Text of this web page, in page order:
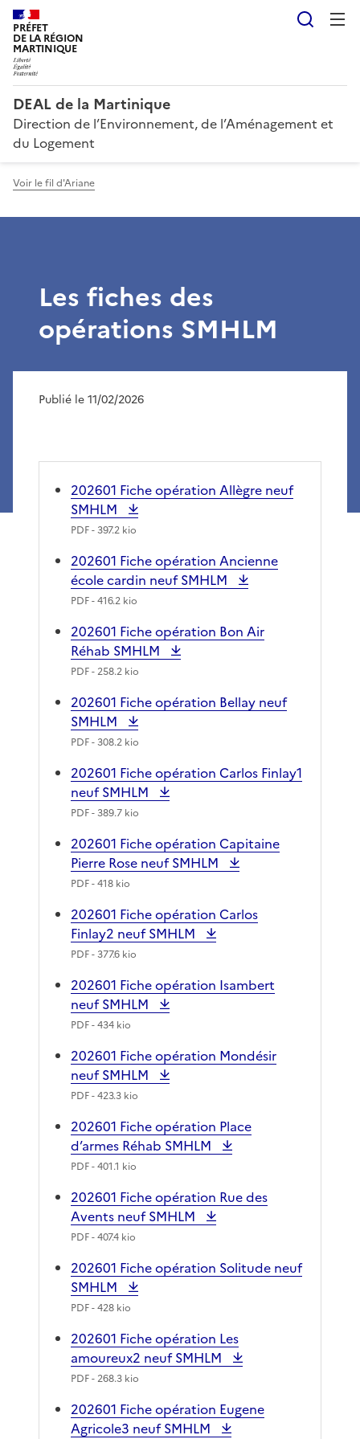
PRÉFET
DE LA RÉGION
MARTINIQUE
DEAL de la Martinique
Direction de l’Environnement, de l’Aménagement et
du Logement
Voir le fil d'Ariane
Les fiches des
opérations SMHLM
Publié le 11/02/2026
202601 Fiche opération Allègre neuf
SMHLM
PDF- 397.2 kio
202601 Fiche opération Ancienne
école cardin neuf SMHLM
PDF- 416.2 kio
202601 Fiche opération Bon Air
Réhab SMHLM
PDF- 258.2 kio
202601 Fiche opération Bellay neuf
SMHLM
PDF- 308.2 kio
202601 Fiche opération Carlos Finlay1
neuf SMHLM
PDF- 389.7 kio
202601 Fiche opération Capitaine
Pierre Rose neuf SMHLM
PDF- 418 kio
202601 Fiche opération Carlos
Finlay2 neuf SMHLM
PDF- 377.6 kio
202601 Fiche opération Isambert
neuf SMHLM
PDF- 434 kio
202601 Fiche opération Mondésir
neuf SMHLM
PDF- 423.3 kio
202601 Fiche opération Place
d’armes Réhab SMHLM
PDF- 401.1 kio
202601 Fiche opération Rue des
Avents neuf SMHLM
PDF- 407.4 kio
202601 Fiche opération Solitude neuf
SMHLM
PDF- 428 kio
202601 Fiche opération Les
amoureux2 neuf SMHLM
PDF- 268.3 kio
202601 Fiche opération Eugene
Agricole3 neuf SMHLM